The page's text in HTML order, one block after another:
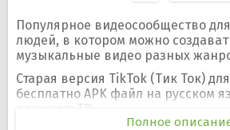
Популярное видеосообщество
людей, в котором можно
музыкальные видео разных
Старая версия TikTok (Тик Ток)
бесплатно APK файл на русском
планшет, ТВ.
Полное